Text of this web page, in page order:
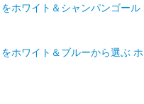
ホ